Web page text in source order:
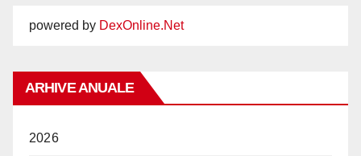
powered by DexOnline.Net
ARHIVE ANUALE
2026